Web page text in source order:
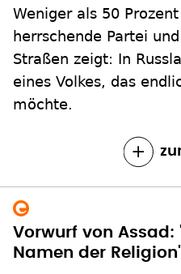
Weniger als 50
herrschende Partei
Straßen zeigt: In
eines Volkes, das
möchte.
Vorwurf von Assad:
Namen der